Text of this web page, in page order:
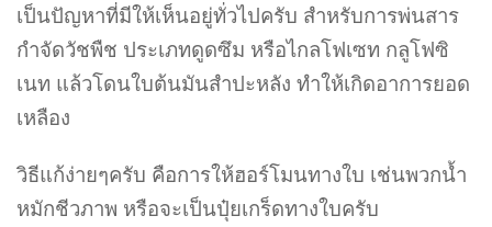
เป็นปัญหาที่มีให้เห็นอยู่ทั่วไปครับ สำหรับการพ่นสาร
กำจัดวัชพืช ประเภทดูดซึม หรือไกลโฟเซท กลูโฟซิ
เนท แล้วโดนใบต้นมันสำปะหลัง ทำให้เกิดอาการยอด
เหลือง
วิธีแก้ง่ายๆครับ คือการให้ฮอร์โมนทางใบ เช่นพวกน้ำ
หมักชีวภาพ หรือจะเป็นปุ๋ยเกร็ดทางใบครับ